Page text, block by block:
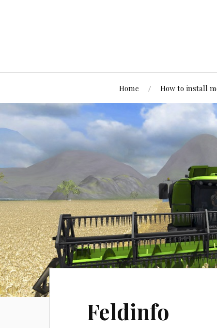
Home How to install
Feldinfo